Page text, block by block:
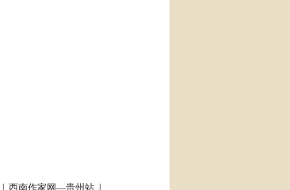
| 西南作家网—贵州站 |